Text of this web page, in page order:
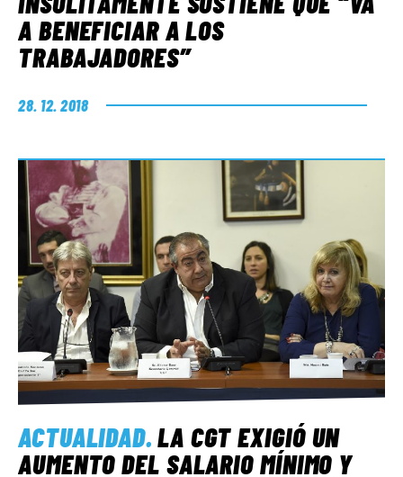
A BENEFICIAR A LOS
TRABAJADORES”
28. 12. 2018
ACTUALIDAD.LA CGT EXIGIÓ UN
AUMENTO DEL SALARIO MÍNIMO Y